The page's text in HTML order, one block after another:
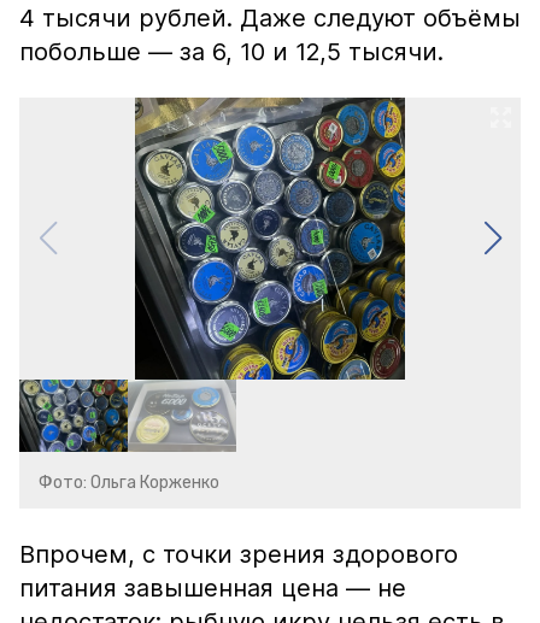
4 тысячи рублей. Даже следуют объёмы
побольше — за 6, 10 и 12,5 тысячи.
Фото: Ольга Корженко
Впрочем, с точки зрения здорового
питания завышенная цена — не